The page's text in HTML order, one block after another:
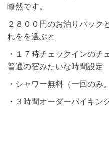
瞭然です。
２８００円のお泊りパック
れをを選ぶと
・１７時チェックインのチ
普通の宿みたいな時間設定
・シャワー無料（一回のみ
・３時間オーダーバイキン